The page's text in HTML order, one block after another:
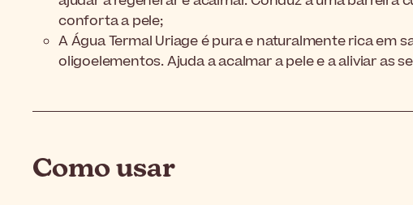
conforta a pele;
A Água Termal Uriage é pura e naturalmente rica em
oligoelementos. Ajuda a acalmar a pele e a aliviar as
Como usar